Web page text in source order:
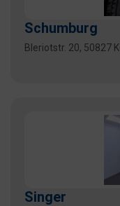
Schumburg
Bleriotstr. 20, 50827
Singer